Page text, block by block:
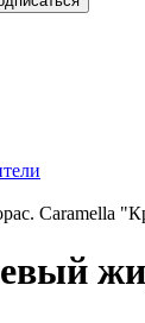
Caramella